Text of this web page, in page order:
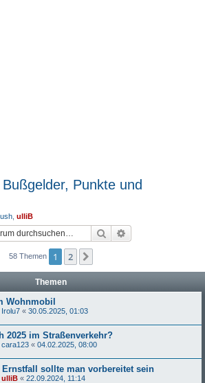
Punkte und
ulliB
Suche
58 Themen 1 2
Themen
Wohnmobil
Irolu7 « 30.05.2025, 01:03
2025 im Straßenverkehr?
cara123 « 04.02.2025, 08:00
sollte man vorbereitet sein
ulliB « 22.09.2024, 11:14